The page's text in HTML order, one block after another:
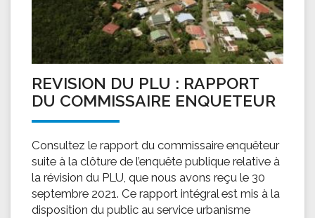
REVISION DU PLU : RAPPORT
DU COMMISSAIRE ENQUETEUR
Consultez le rapport du commissaire enquêteur
suite à la clôture de l’enquête publique relative à
la révision du PLU, que nous avons reçu le 30
septembre 2021. Ce rapport intégral est mis à la
disposition du public au service urbanisme